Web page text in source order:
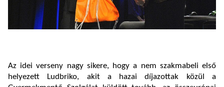
Az idei verseny nagy sikere, hogy a nem szakmabeli első
helyezett Ludbriko, akit a hazai díjazottak közül a